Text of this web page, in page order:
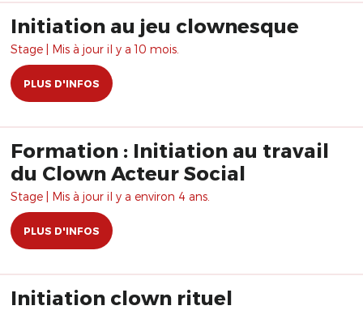
Initiation au jeu clownesque
Stage | Mis à jour il y a 10 mois.
PLUS D'INFOS
Formation : Initiation au travail
du Clown Acteur Social
Stage | Mis à jour il y a environ 4 ans.
PLUS D'INFOS
Initiation clown rituel